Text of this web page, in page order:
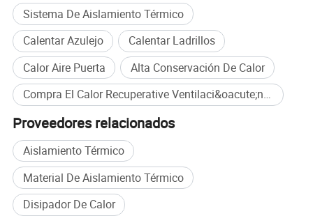
Sistema De Aislamiento Térmico
Calentar Azulejo
Calentar Ladrillos
Calor Aire Puerta
Alta Conservación De Calor
Compra El Calor Recuperative Ventilaci&oacute;n al por mayor
Proveedores relacionados
Aislamiento Térmico
Material De Aislamiento Térmico
Disipador De Calor